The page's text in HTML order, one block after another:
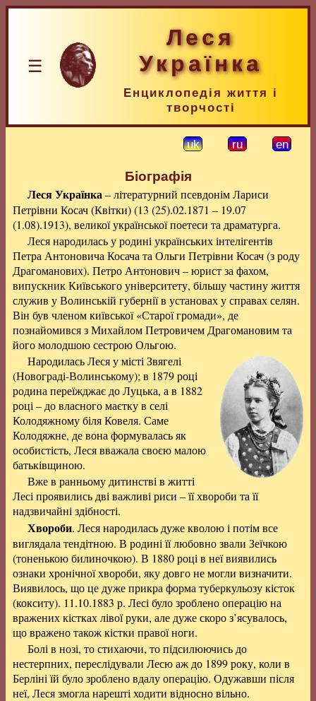
☰
Леся
Українка
Енциклопедія життя і
творчості
uk ru en
Біографія
Леся Українка – літературний псевдонім Лариси
Петрівни Косач (Квітки) (13 (25).02.1871 – 19.07
(1.08).1913), великої української поетеси та драматурга.
Леся народилась у родині українських інтелігентів
Петра Антоновича Косача та Ольги Петрівни Косач (з роду
Драгоманових). Петро Антонович – юрист за фахом,
випускник Київського університету, більшу частину життя
служив у Волинській губернії в установах у справах селян.
Він був членом київської «Старої громади», де
познайомився з Михайлом Петровичем Драгомановим та
його молодшою сестрою Ольгою.
Народилась Леся у місті Звягелі
(Новограді-Волинському); в 1879 році
родина переїжджає до Луцька, а в 1882
році – до власного маєтку в селі
Колодяжному біля Ковеля. Саме
Колодяжне, де вона формувалась як
особистість, Леся вважала своєю малою
батьківщиною.
Вже в ранньому дитинстві в житті
Лесі проявились дві важливі риси – її хвороби та її
надзвичайні здібності.
Хвороби. Леся народилась дуже кволою і потім все
виглядала тендітною. В родині її любовно звали Зеїчкою
(тоненькою билиночкою). В 1880 році в неї виявились
ознаки хронічної хвороби, яку довго не могли визначити.
Виявилось, що це дуже прикра форма туберкульозу кісток
(кокситу). 11.10.1883 р. Лесі було зроблено операцію на
вражених кістках лівої руки, але дуже скоро з’ясувалось,
що вражено також кістки правої ноги.
Болі в нозі, то стихаючи, то підсилюючись до
нестерпних, переслідували Лесю аж до 1899 року, коли в
Берліні їй було зроблено вдалу операцію. Одужавши після
неї, Леся змогла нарешті ходити відносно вільно.